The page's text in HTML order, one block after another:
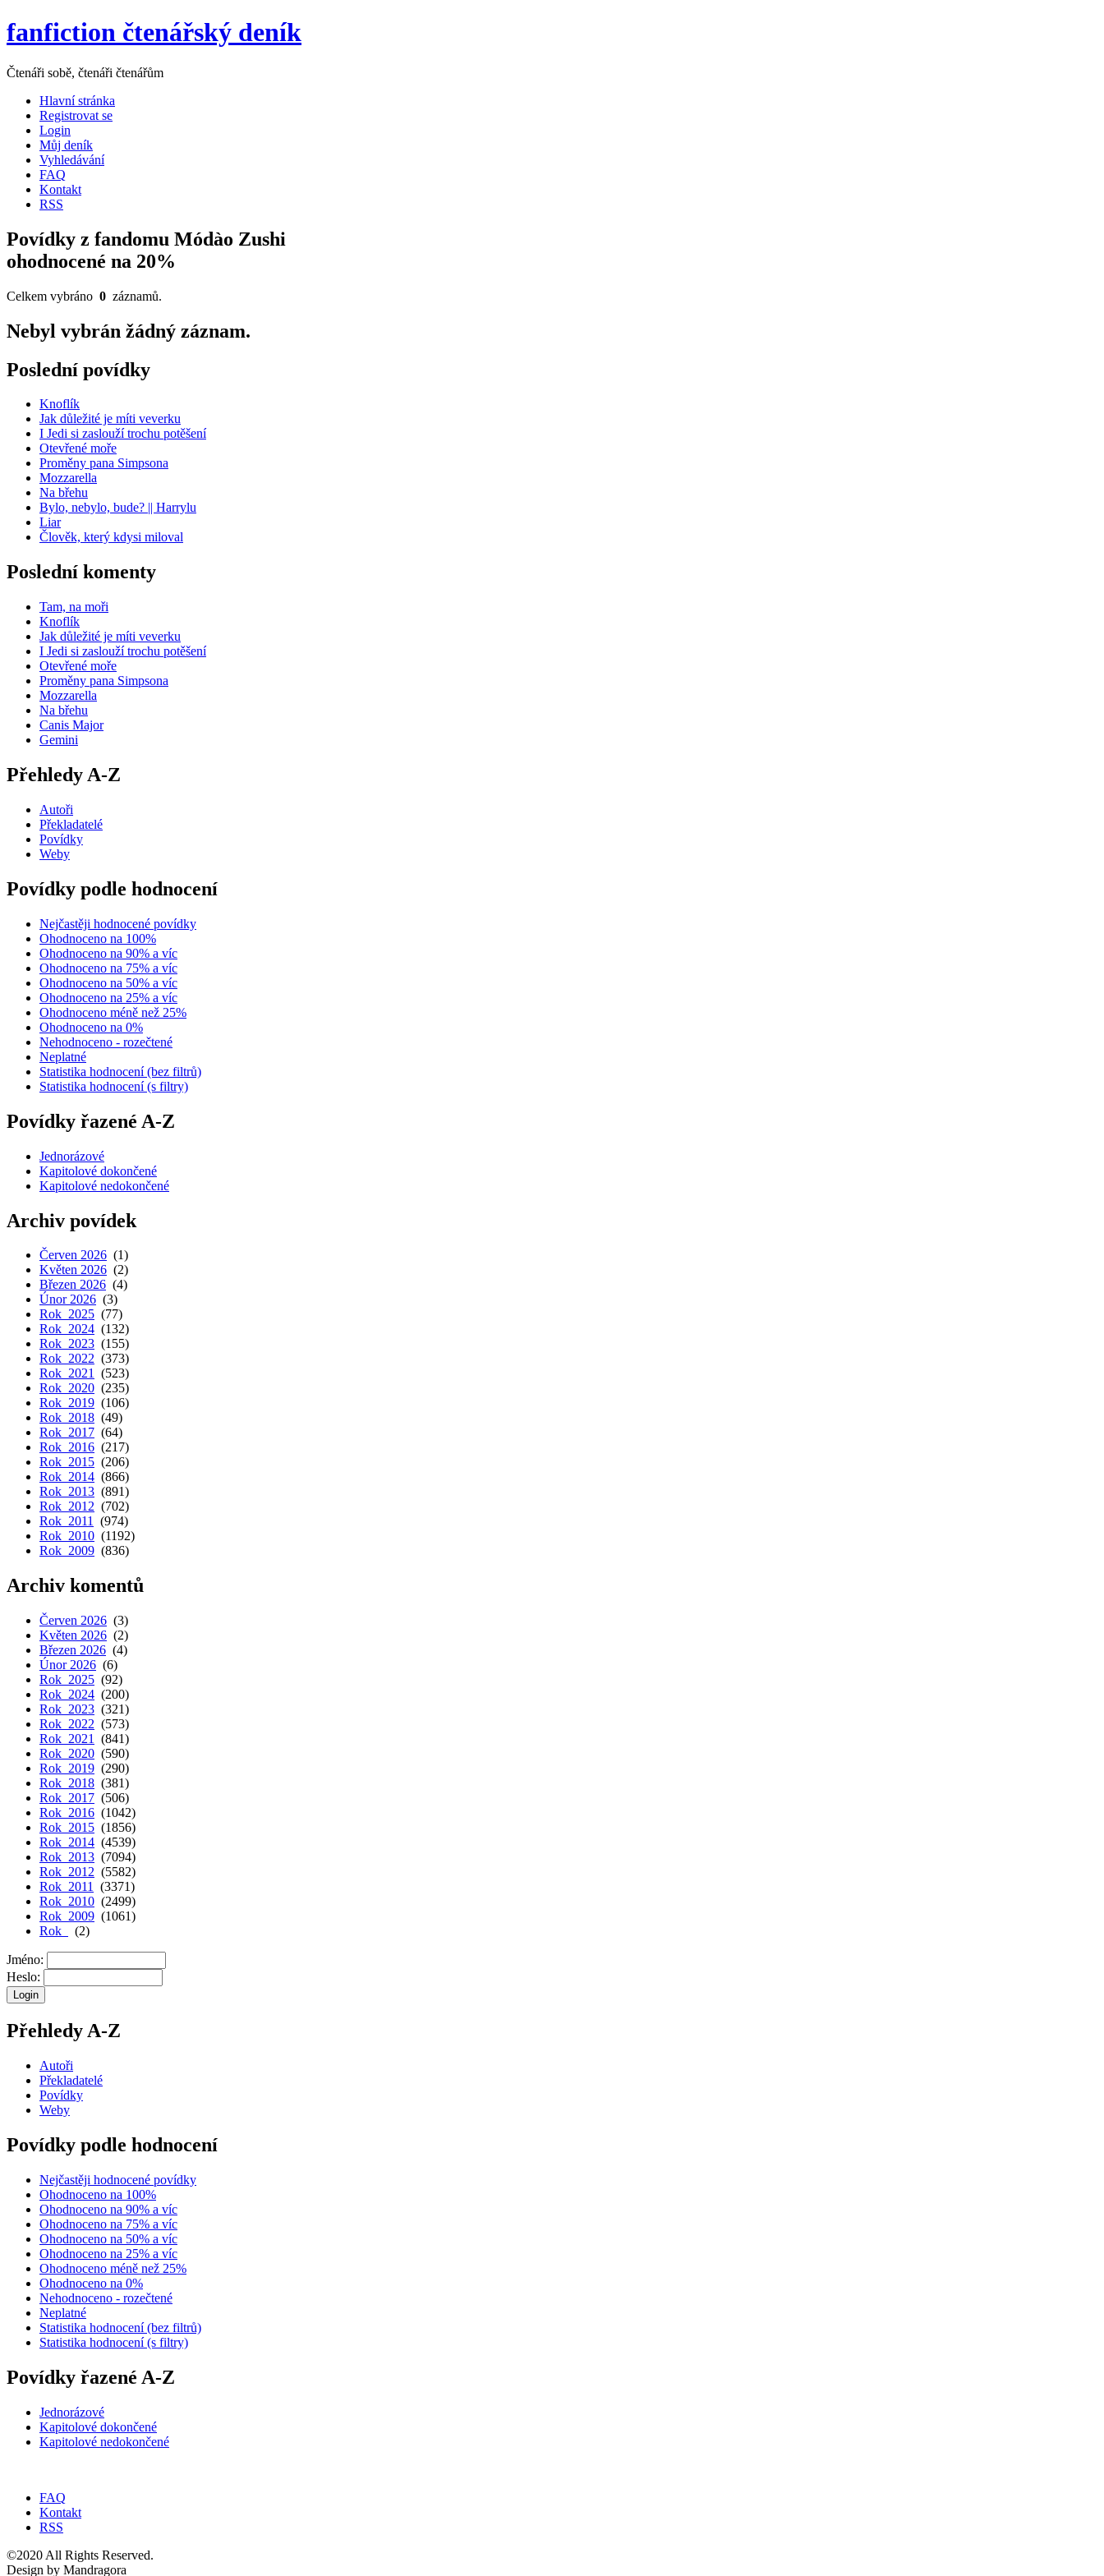
fanfiction čtenářský deník
Čtenáři sobě, čtenáři čtenářům
Hlavní stránka
Registrovat se
Login
Můj deník
Vyhledávání
FAQ
Kontakt
RSS
Povídky z fandomu Módào Zushi
ohodnocené na 20%
Celkem vybráno 0 záznamů.
Nebyl vybrán žádný záznam.
Poslední povídky
Knoflík
Jak důležité je míti veverku
I Jedi si zaslouží trochu potěšení
Otevřené moře
Proměny pana Simpsona
Mozzarella
Na břehu
Bylo, nebylo, bude? || Harrylu
Liar
Člověk, který kdysi miloval
Poslední komenty
Tam, na moři
Knoflík
Jak důležité je míti veverku
I Jedi si zaslouží trochu potěšení
Otevřené moře
Proměny pana Simpsona
Mozzarella
Na břehu
Canis Major
Gemini
Přehledy A-Z
Autoři
Překladatelé
Povídky
Weby
Povídky podle hodnocení
Nejčastěji hodnocené povídky
Ohodnoceno na 100%
Ohodnoceno na 90% a víc
Ohodnoceno na 75% a víc
Ohodnoceno na 50% a víc
Ohodnoceno na 25% a víc
Ohodnoceno méně než 25%
Ohodnoceno na 0%
Nehodnoceno - rozečtené
Neplatné
Statistika hodnocení (bez filtrů)
Statistika hodnocení (s filtry)
Povídky řazené A-Z
Jednorázové
Kapitolové dokončené
Kapitolové nedokončené
Archiv povídek
Červen 2026 (1)
Květen 2026 (2)
Březen 2026 (4)
Únor 2026 (3)
Rok 2025 (77)
Rok 2024 (132)
Rok 2023 (155)
Rok 2022 (373)
Rok 2021 (523)
Rok 2020 (235)
Rok 2019 (106)
Rok 2018 (49)
Rok 2017 (64)
Rok 2016 (217)
Rok 2015 (206)
Rok 2014 (866)
Rok 2013 (891)
Rok 2012 (702)
Rok 2011 (974)
Rok 2010 (1192)
Rok 2009 (836)
Archiv komentů
Červen 2026 (3)
Květen 2026 (2)
Březen 2026 (4)
Únor 2026 (6)
Rok 2025 (92)
Rok 2024 (200)
Rok 2023 (321)
Rok 2022 (573)
Rok 2021
(841)
Rok 2020 (590)
Rok 2019 (290)
Rok 2018 (381)
Rok 2017 (506)
Rok 2016 (1042)
Rok 2015 (1856)
Rok 2014 (4539)
Rok 2013 (7094)
Rok 2012 (5582)
Rok 2011
(3371)
Rok 2010 (2499)
Rok 2009 (1061)
Rok
(2)
Jméno:
Heslo:
Přehledy A-Z
Autoři
Překladatelé
Povídky
Weby
Povídky podle hodnocení
Nejčastěji hodnocené povídky
Ohodnoceno na 100%
Ohodnoceno na 90% a víc
Ohodnoceno na 75% a víc
Ohodnoceno na 50% a víc
Ohodnoceno na 25% a víc
Ohodnoceno méně než 25%
Ohodnoceno na 0%
Nehodnoceno - rozečtené
Neplatné
Statistika hodnocení (bez filtrů)
Statistika hodnocení (s filtry)
Povídky řazené A-Z
Jednorázové
Kapitolové dokončené
Kapitolové nedokončené
FAQ
Kontakt
RSS
©2020 All Rights Reserved.
Design by Mandragora